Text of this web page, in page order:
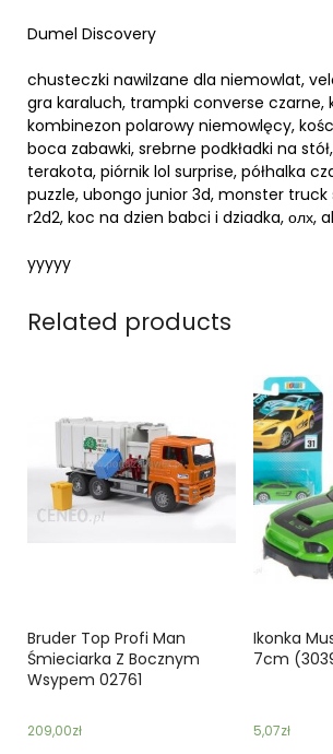
Dumel Discovery
chusteczki nawilzane dla niemowlat,
gra karaluch, trampki converse czarne,
kombinezon polarowy niemowlęcy,
boca zabawki, srebrne podkładki na
terakota, piórnik lol surprise, półhalka
puzzle, ubongo junior 3d, monster truck
r2d2, koc na dzien babci i dziadka, олх,
yyyyy
Related products
Bruder Top Profi Man
Śmieciarka Z Bocznym
Wsypem 02761
209,00zł
Ikonka
7cm
5,07zł